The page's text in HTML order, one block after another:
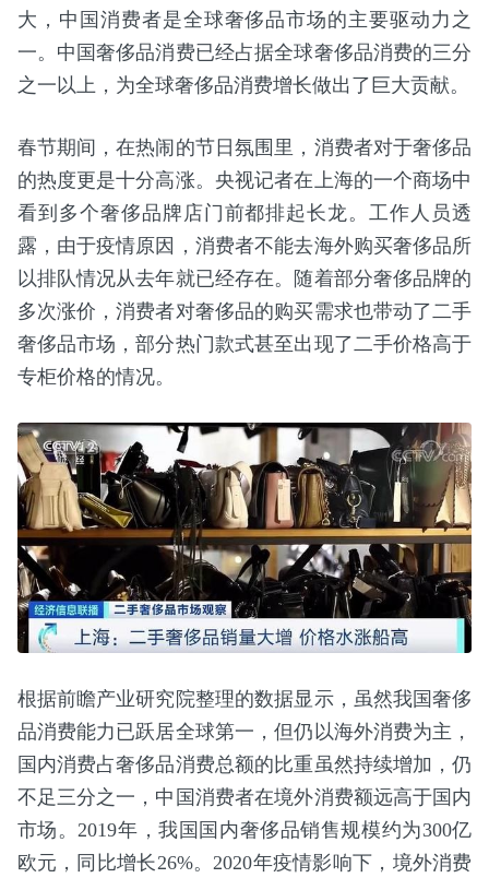
大，中国消费者是全球奢侈品市场的主要驱动力之
一。中国奢侈品消费已经占据全球奢侈品消费的三分
之一以上，为全球奢侈品消费增长做出了巨大贡献。
春节期间，在热闹的节日氛围里，消费者对于奢侈品
的热度更是十分高涨。央视记者在上海的一个商场中
看到多个奢侈品牌店门前都排起长龙。工作人员透
露，由于疫情原因，消费者不能去海外购买奢侈品所
以排队情况从去年就已经存在。随着部分奢侈品牌的
多次涨价，消费者对奢侈品的购买需求也带动了二手
奢侈品市场，部分热门款式甚至出现了二手价格高于
专柜价格的情况。
根据前瞻产业研究院整理的数据显示，虽然我国奢侈
品消费能力已跃居全球第一，但仍以海外消费为主，
国内消费占奢侈品消费总额的比重虽然持续增加，仍
不足三分之一，中国消费者在境外消费额远高于国内
市场。2019年，我国国内奢侈品销售规模约为300亿
欧元，同比增长26%。2020年疫情影响下，境外消费